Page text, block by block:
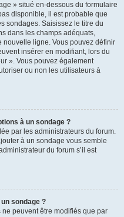
» situé en-dessous du formulaire
disponible, il est probable que
sondages. Saisissez le titre du
dans les champs adéquats,
ligne. Vous pouvez définir
insérer en modifiant, lors du
». Vous pouvez également
ou non les utilisateurs à
à un sondage ?
par les administrateurs du forum.
à un sondage vous semble
du forum s’il est
sondage ?
peuvent être modifiés que par